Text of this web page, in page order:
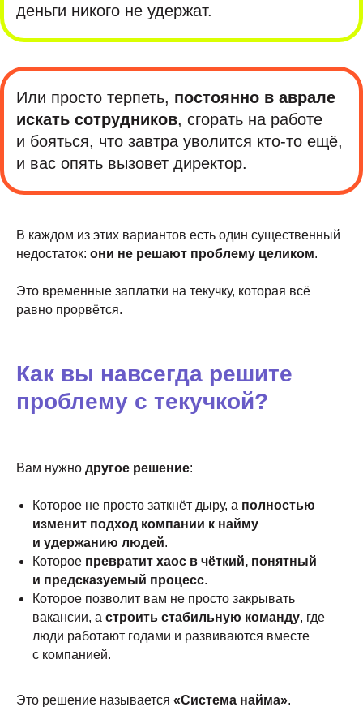
деньги никого не удержат.
Или просто терпеть, постоянно в аврале
искать сотрудников, сгорать на работе
и бояться, что завтра уволится кто-то ещё,
и вас опять вызовет директор.
В каждом из этих вариантов есть один существенный
недостаток: они не решают проблему целиком.
Это временные заплатки на текучку, которая всё
равно прорвётся.
Как вы навсегда решите
проблему с текучкой?
Вам нужно другое решение:
Которое не просто заткнёт дыру, а полностью
изменит подход компании к найму
и удержанию людей.
Которое превратит хаос в чёткий, понятный
и предсказуемый процесс.
Которое позволит вам не просто закрывать
вакансии, а строить стабильную команду, где
люди работают годами и развиваются вместе
с компанией.
Это решение называется «Система найма».